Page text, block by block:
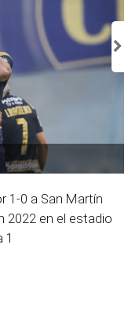
1-0 a San Martín
2022 en el estadio
1